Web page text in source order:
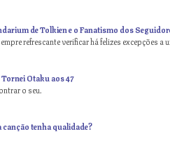
de Tolkien e o Fanatismo dos
refrescante verificar há felizes excepções a
Otaku aos 47
o seu.
canção tenha qualidade?